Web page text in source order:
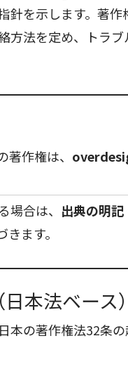
針を示します。著作
法を定め、トラブ
作権は、
合は、 出典の明記
ます。
本法ベース）
本の著作権法32条